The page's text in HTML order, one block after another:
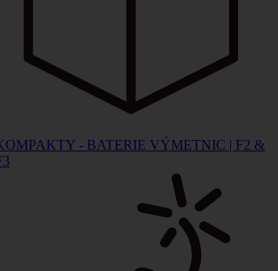
- BATERIE VÝMETNIC | F2 &